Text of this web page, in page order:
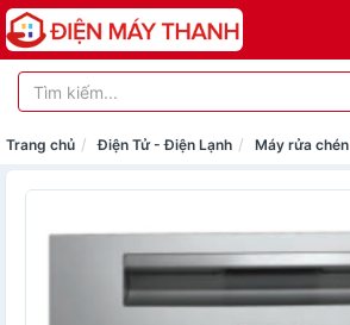
Trang chủ Điện Tử - Điện Lạnh Máy rửa chén